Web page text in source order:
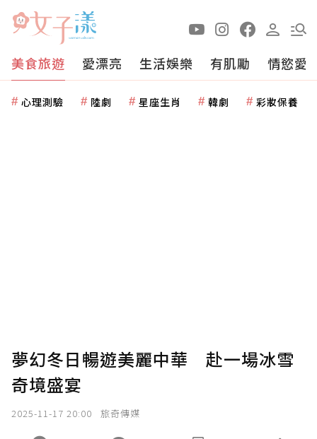
美食旅遊 愛漂亮 生活娛樂 有肌勵 情慾愛
心理測驗 陸劇 星座生肖 韓劇 彩妝保養
夢幻冬日暢遊美麗中華 赴一場冰雪
奇境盛宴
2025-11-17 20:00 旅奇傳媒